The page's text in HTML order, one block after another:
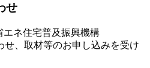
せ
ネ住宅普及振興機構
せ、取材等のお申し込みを受け